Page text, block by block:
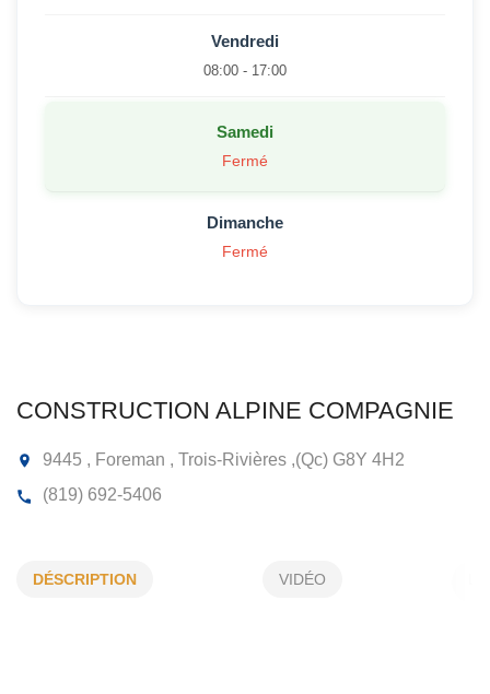
CONSTRUCTION ALPINE
DÉSCRIPTION VIDÉO
Vendredi
08:00 - 17:00
Samedi
Fermé
Dimanche
Fermé